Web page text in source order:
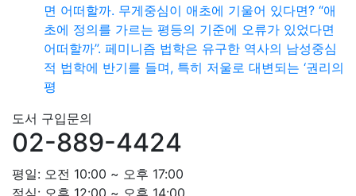
면 어떠할까. 무게중심이 애초에 기울어 있다면? “애
초에 정의를 가르는 평등의 기준에 오류가 있었다면
어떠할까”. 페미니즘 법학은 유구한 역사의 남성중심
적 법학에 반기를 들며, 특히 저울로 대변되는 ‘권리의
평
도서 구입문의
02-889-4424
평일: 오전 10:00 ~ 오후 17:00
점심: 오후 12:00 ~ 오후 14:00